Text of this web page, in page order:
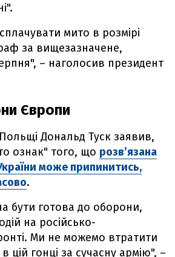
мито в розмірі
за вищезазначене,
– наголосив президент
Європи
Дональд Туск заявив,
ознак" того, що розв’язана
може припинитись,
.
бути готова до оборони,
на російсько-
Ми не можемо втратити
цій гонці за сучасну армію", –